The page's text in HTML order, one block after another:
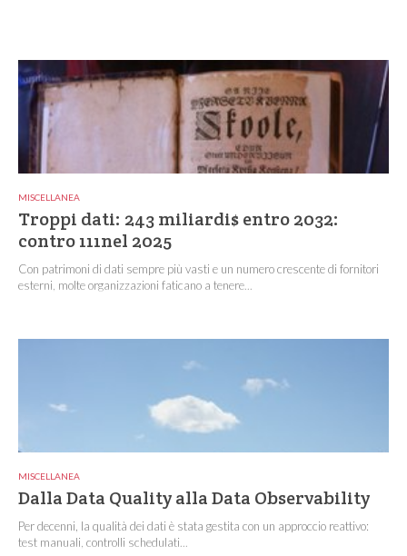
MISCELLANEA
Troppi dati: 243 miliardi$ entro 2032:
contro 111nel 2025
Con patrimoni di dati sempre più vasti e un numero crescente di fornitori
esterni, molte organizzazioni faticano a tenere...
MISCELLANEA
Dalla Data Quality alla Data Observability
Per decenni, la qualità dei dati è stata gestita con un approccio reattivo:
test manuali, controlli schedulati...